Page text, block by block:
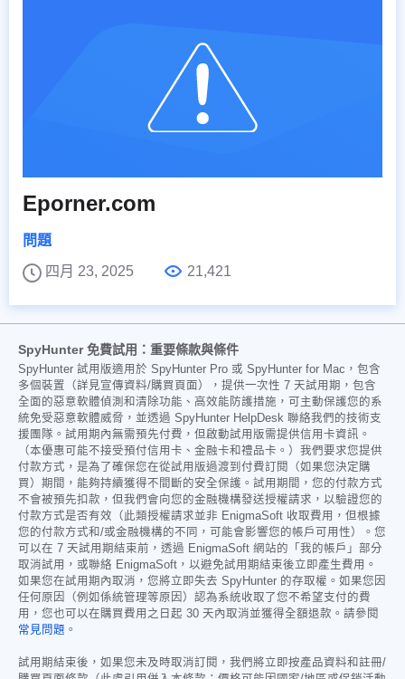
Eporner.com
問題
四月 23, 2025
21,421
SpyHunter 免費試用：重要條款與條件
SpyHunter 試用版適用於 SpyHunter Pro 或 SpyHunter for Mac，包含
多個裝置（詳見宣傳資料/購買頁面），提供一次性 7 天試用期，包含
全面的惡意軟體偵測和清除功能、高效能防護措施，可主動保護您的系
統免受惡意軟體威脅，並透過 SpyHunter HelpDesk 聯絡我們的技術支
援團隊。試用期內無需預先付費，但啟動試用版需提供信用卡資訊。
（本優惠可能不接受預付信用卡、金融卡和禮品卡。）我們要求您提供
付款方式，是為了確保您在從試用版過渡到付費訂閱（如果您決定購
買）期間，能夠持續獲得不間斷的安全保護。試用期間，您的付款方式
不會被預先扣款，但我們會向您的金融機構發送授權請求，以驗證您的
付款方式是否有效（此類授權請求並非 EnigmaSoft 收取費用，但根據
您的付款方式和/或金融機構的不同，可能會影響您的帳戶可用性）。您
可以在 7 天試用期結束前，透過 EnigmaSoft 網站的「我的帳戶」部分
取消試用，或聯絡 EnigmaSoft，以避免試用期結束後立即產生費用。
如果您在試用期內取消，您將立即失去 SpyHunter 的存取權。如果您因
任何原因（例如係統管理等原因）認為系統收取了您不希望支付的費
用，您也可以在購買費用之日起 30 天內取消並獲得全額退款。請參閱
常見問題 。
試用期結束後，如果您未及時取消訂閱，我們將立即按產品資料和註冊/